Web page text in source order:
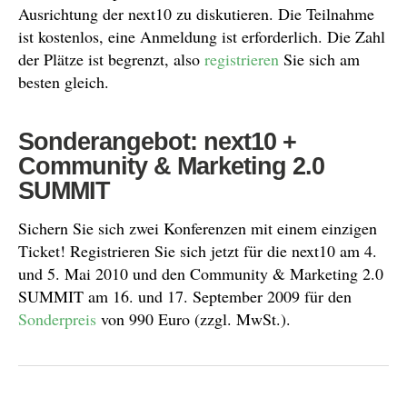
Ausrichtung der next10 zu diskutieren. Die Teilnahme
ist kostenlos, eine Anmeldung ist erforderlich. Die Zahl
der Plätze ist begrenzt, also registrieren Sie sich am
besten gleich.
Sonderangebot: next10 +
Community & Marketing 2.0
SUMMIT
Sichern Sie sich zwei Konferenzen mit einem einzigen
Ticket! Registrieren Sie sich jetzt für die next10 am 4.
und 5. Mai 2010 und den Community & Marketing 2.0
SUMMIT am 16. und 17. September 2009 für den
Sonderpreis von 990 Euro (zzgl. MwSt.).